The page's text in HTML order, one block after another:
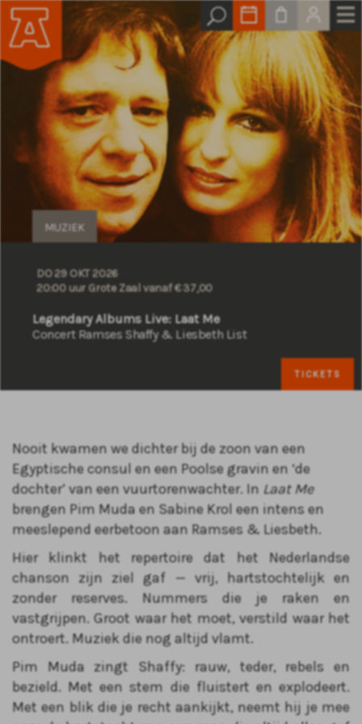
Legendary Albums Live: Laat Me
Concert Ramses Shaffy & Liesbeth List
MUZIEK
DO 29 OKT 2026
20:00 uur Grote Zaal vanaf € 37,00
TICKETS
Nooit kwamen we dichter bij de zoon van een
Egyptische consul en een Poolse gravin en ‘de
dochter’ van een vuurtorenwachter. In Laat Me
brengen Pim Muda en Sabine Krol een intens en
meeslepend eerbetoon aan Ramses & Liesbeth.
Hier klinkt het repertoire dat het Nederlandse
chanson zijn ziel gaf — vrij, hartstochtelijk en
zonder reserves. Nummers die je raken en
vastgrijpen. Groot waar het moet, verstild waar het
ontroert. Muziek die nog altijd vlamt.
Pim Muda zingt Shaffy: rauw, teder, rebels en
bezield. Met een stem die fluistert en explodeert.
Met een blik die je recht aankijkt, neemt hij je mee